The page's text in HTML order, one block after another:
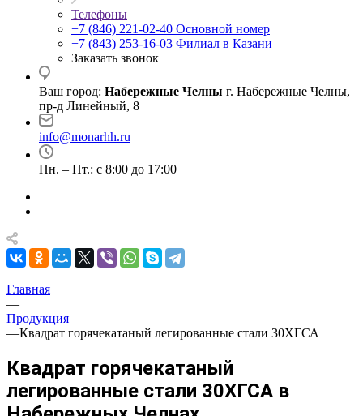
Телефоны
+7 (846) 221-02-40 Основной номер
+7 (843) 253-16-03 Филиал в Казани
Заказать звонок
Ваш город: Набережные Челны г. Набережные Челны,
пр-д Линейный, 8
info@monarhh.ru
Пн. – Пт.: с 8:00 до 17:00
Главная
—
Продукция
—Квадрат горячекатаный легированные стали 30ХГСА
Квадрат горячекатаный
легированные стали 30ХГСА в